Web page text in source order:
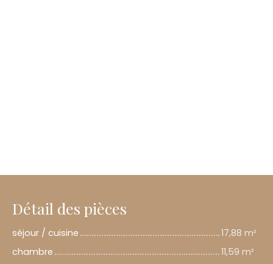
Détail des pièces
séjour / cuisine
17,88 m²
chambre
11,59 m²